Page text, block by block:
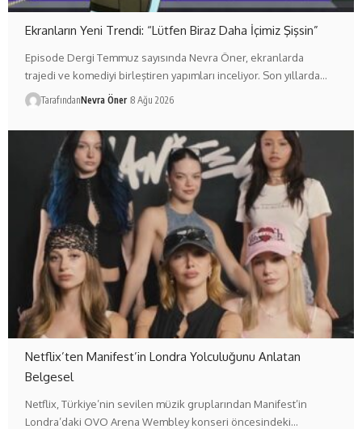
Ekranların Yeni Trendi: “Lütfen Biraz Daha İçimiz Şişsin”
Episode Dergi Temmuz sayısında Nevra Öner, ekranlarda
trajedi ve komediyi birleştiren yapımları inceliyor. Son yıllarda…
TarafındanNevra Öner 8 Ağu 2026
Netflix’ten Manifest’in Londra Yolculuğunu Anlatan
Belgesel
Netflix, Türkiye’nin sevilen müzik gruplarından Manifest’in
Londra’daki OVO Arena Wembley konseri öncesindeki…